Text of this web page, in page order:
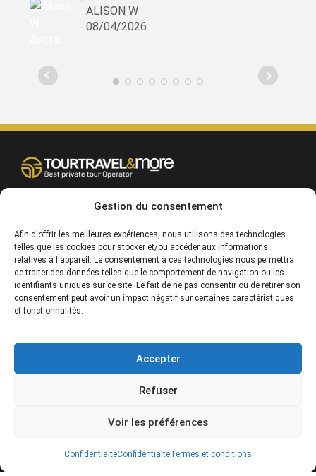
Gestion du consentement
Afin d'offrir les meilleures expériences, nous utilisons des technologies
telles que les cookies pour stocker et/ou accéder aux informations
relatives à l'appareil. Le consentement à ces technologies nous permettra
de traiter des données telles que le comportement de navigation ou les
identifiants uniques sur ce site. Le fait de ne pas consentir ou de retirer son
consentement peut avoir un impact négatif sur certaines caractéristiques
et fonctionnalités.
Accepter
Refuser
Voir les préférences
ConfidentialtéConfidentialtéTermes et conditions
ALISON W
08/04/2026
SERVICES
CONTACT
EUROPE |
USA |